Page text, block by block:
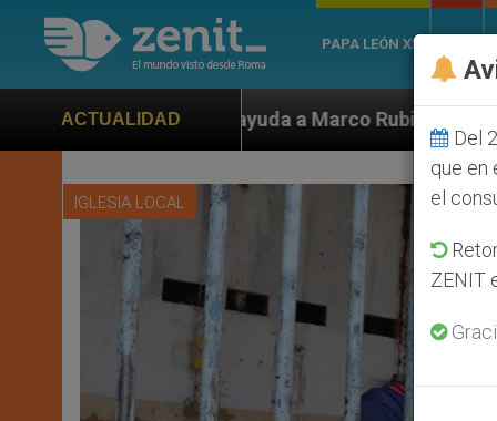
PAPA LEÓN XIV
ACTUALIDAD
a Marco Rubio ante persecución de colonos
IGLESIA LOCAL
Del
que en
el
ZENIT